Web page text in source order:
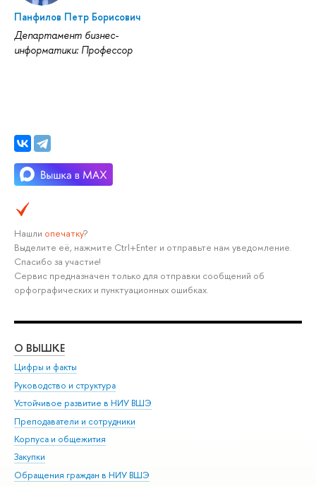
Панфилов Петр Борисович
Департамент бизнес-
информатики: Профессор
Нашли опечатку?
Выделите её, нажмите Ctrl+Enter и отправьте нам уведомление.
Спасибо за участие!
Сервис предназначен только для отправки сообщений об
орфографических и пунктуационных ошибках.
О ВЫШКЕ
Цифры и факты
Руководство и структура
Устойчивое развитие в НИУ ВШЭ
Преподаватели и сотрудники
Корпуса и общежития
Закупки
Обращения граждан в НИУ ВШЭ